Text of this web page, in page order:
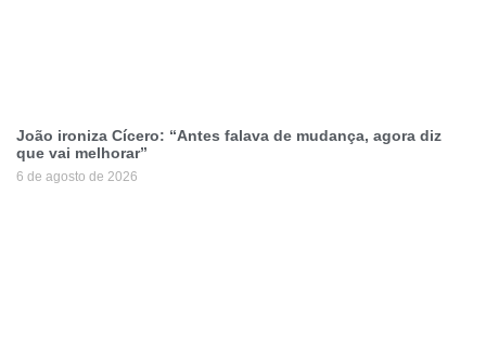
João ironiza Cícero: “Antes falava de mudança, agora diz
que vai melhorar”
6 de agosto de 2026